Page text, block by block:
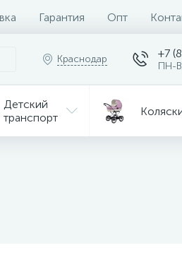
Гарантия Опт
Краснодар +7
ПН-
Детский
транспорт